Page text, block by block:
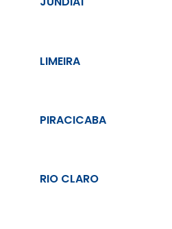
LIMEIRA
PIRACICABA
RIO CLARO